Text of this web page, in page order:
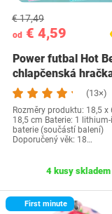
od € 4,59
€ 17,49
Power futbal Hot
chlapčenská
(13×)
Rozměry produktu: ‎18,5 x
18,5 cm Baterie: ‎1
baterie (součástí balení)
Doporučený věk: ‎18…
4 kusy skladem
First minute